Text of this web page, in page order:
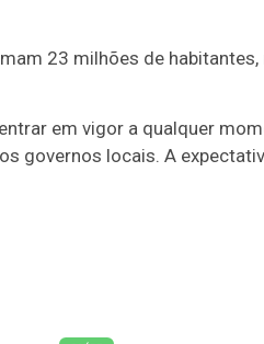
23 milhões de
em vigor a qualquer
governos locais. A